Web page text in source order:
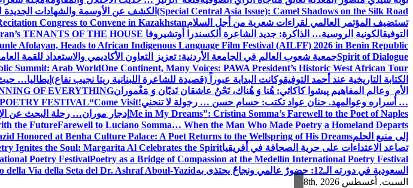
(Special Central Asia Issue): Camel Shadows on the Silk Road الكشف عن الأوسمة والشهادات الجديدة
تستضيف المؤتمر العالمي لقراءات شعرية من أجل السلامCongress to Convene in Kazakhstan
التوفيقالكونية الروسية… الذاكرة: جديد الشاعرة ألكسندرا أوتشيروفا TENANTS OF THE HOUSE
Afolayan, Heads to African Indigenous Language Film Festival (AILFF) 2026 in Benin Republic.
Spirit of Dialogueجمعية شعوب العالم في الجامعة الأردنية: تعزيز التعاون الأكاديمي والاستعداد للقمة
Summit: Arab WorldOne Continent, Many Voices: PAWA President’s Historic West African Tour
الكتابة التاريخية عند أحمد التوفيقوكانت البداية عبوراً (قصيدة للشاعرة اللبنانية ريتا نجيب نفاع) إيطاليا…
الأم وعالم المفاهيم پیشوا کاکائي: هُنا وَ هُناك، نَحْنُ عاشقان نَديّان وَ مَغْمورانOF EVERYTHING
… أسراره وعوالمهد. حنان عواد تكتب: حسام حسن … رجولة لا تنحني! FESTIVAL“Come Visit
Me in My Dreams”: Cristina Somma’s Farewell to the Poet of Naples إدجار موران… رحلة البحث عن
the FutureFarewell to Luciano Somma… When the Man Who Made Poetry a Homeland Departs
إلى منبع الحلمHonored at Benha Culture Palace: A Poet Returns to the Wellspring of His Dreams
تصاعد الاعتداءات على حرية الصحافة في أفريقياIgnites the Soul: Margarita Al Celebrates the Spirit
Poetry FestivalPoetry as a Bridge of Compassion at the Medellín International Poetry Festival
السعودية في دورته الـ12: حضورٌ عالمي ونجاحٌ يحتذى به
Via della Seta del Dr. Ashraf Aboul-Yazid
السبت. أغسطس 8th, 2026